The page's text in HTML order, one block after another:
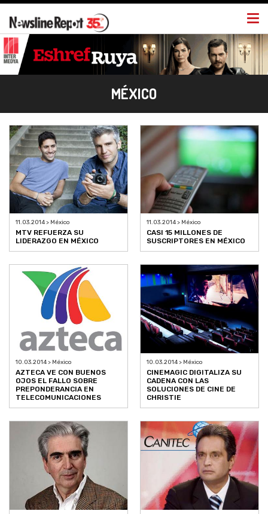
MÉXICO
11.03.2014 > México
MTV REFUERZA SU
LIDERAZGO EN MÉXICO
11.03.2014 > México
CASI 15 MILLONES DE
SUSCRIPTORES EN MÉXICO
10.03.2014 > México
AZTECA VE CON BUENOS
OJOS EL FALLO SOBRE
PREPONDERANCIA EN
TELECOMUNICACIONES
10.03.2014 > México
CINEMAGIC DIGITALIZA SU
CADENA CON LAS
SOLUCIONES DE CINE DE
CHRISTIE